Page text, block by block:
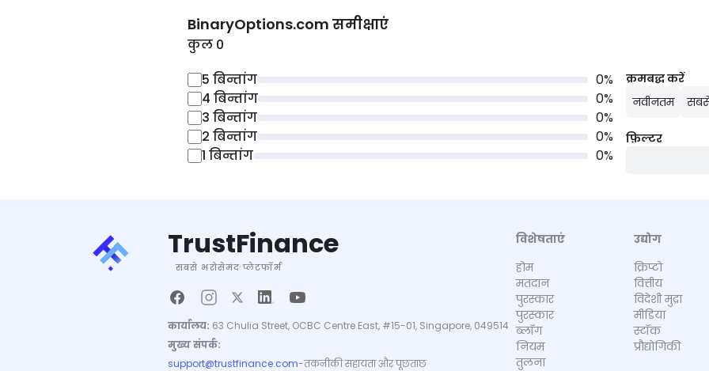
BinaryOptions.com समीक्षाएं
कुल 0
5 बिन्तांग 0%
4 बिन्तांग 0%
3 बिन्तांग 0%
2 बिन्तांग 0%
1 बिन्तांग 0%
क्रमबद्ध करें
नवीनतम
सबसे
फ़िल्टर
TrustFinance
सबसे भरोसेमंद प्लेटफॉर्म
कार्यालय: 63 Chulia Street, OCBC Centre East, #15-01, Singapore, 049514
मुख्य संपर्क:
support@trustfinance.com-तकनीकी सहायता और पूछताछ
विशेषताएं
होम
मतदान
पुरस्कार
पुरस्कार
ब्लॉग
नियम
तुलना
उद्योग
क्रिप्टो
वित्तीय
विदेशी मुद्रा
मीडिया
स्टॉक
प्रौद्योगिकी